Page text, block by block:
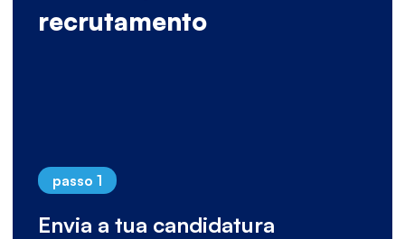
recrutamento
passo 1
Envia a tua candidatura